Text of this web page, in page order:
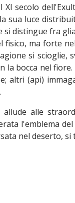
secolo
sua luce
si distingue fra
fisico, ma forte
si scioglie,
la bocca nel
altri (api)
allude alle
l'emblema
nel deserto,